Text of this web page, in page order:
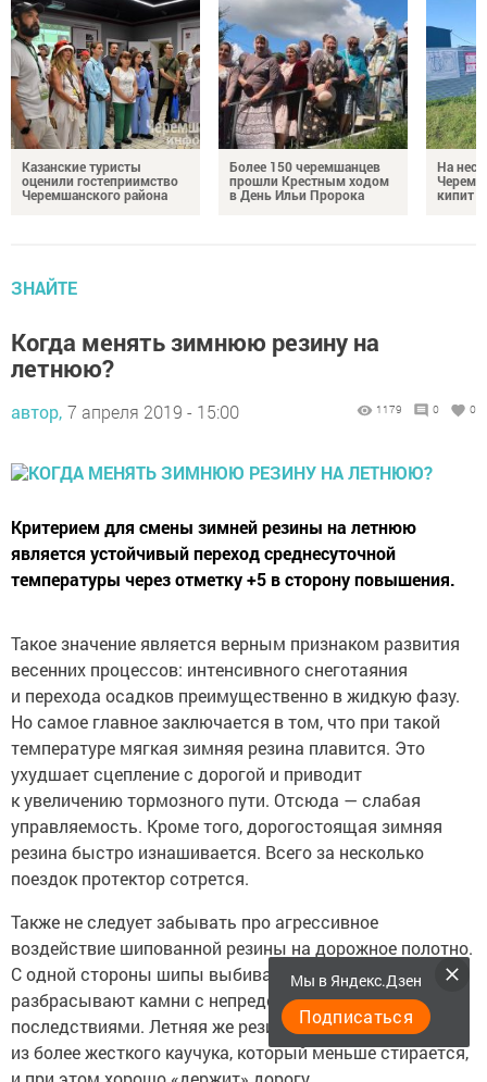
Казанские туристы
оценили гостеприимство
Черемшанского района
Более 150 черемшанцев
прошли Крестным ходом
в День Ильи Пророка
На
кипит
ЗНАЙТЕ
Когда менять зимнюю резину на
летнюю?
автор, 7 апреля 2019 - 15:00 1179 0 0
Критерием для смены зимней резины на летнюю
является устойчивый переход среднесуточной
температуры через отметку +5 в сторону повышения.
Такое значение является верным признаком развития
весенних процессов: интенсивного снеготаяния
и перехода осадков преимущественно в жидкую фазу.
Но самое главное заключается в том, что при такой
температуре мягкая зимняя резина плавится. Это
ухудшает сцепление с дорогой и приводит
к увеличению тормозного пути. Отсюда — слабая
управляемость. Кроме того, дорогостоящая зимняя
резина быстро изнашивается. Всего за несколько
поездок протектор сотрется.
Также не следует забывать про агрессивное
воздействие шипованной резины на дорожное полотно.
С одной стороны шипы выбивают колею, а с другой —
разбрасывают камни с непредсказуемыми
последствиями. Летняя же резина производится
из более жесткого каучука, который меньше стирается,
Мы в Яндекс.Дзен
Подписаться